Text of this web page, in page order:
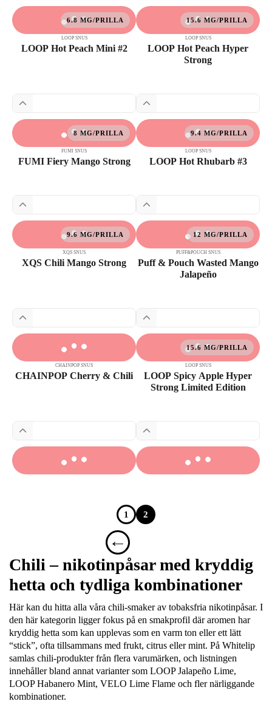
6.8 MG/PRILLA
LOOP SNUS
LOOP Hot Peach Mini #2
15.6 MG/PRILLA
LOOP SNUS
LOOP Hot Peach Hyper
Strong
8 MG/PRILLA
FUMI SNUS
FUMI Fiery Mango Strong
9.4 MG/PRILLA
LOOP SNUS
LOOP Hot Rhubarb #3
9.6 MG/PRILLA
XQS SNUS
XQS Chili Mango Strong
12 MG/PRILLA
PUFF&POUCH SNUS
Puff & Pouch Wasted Mango
Jalapeño
CHAINPOP SNUS
CHAINPOP Cherry & Chili
15.6 MG/PRILLA
LOOP SNUS
LOOP Spicy Apple Hyper
Strong Limited Edition
←
1 2
Chili – nikotinpåsar med kryddig
hetta och tydliga kombinationer
Här kan du hitta alla våra chili-smaker av tobaksfria nikotinpåsar. I
den här kategorin ligger fokus på en smakprofil där aromen har
kryddig hetta som kan upplevas som en varm ton eller ett lätt
“stick”, ofta tillsammans med frukt, citrus eller mint. På Whitelip
samlas chili-produkter från flera varumärken, och listningen
innehåller bland annat varianter som LOOP Jalapeño Lime,
LOOP Habanero Mint, VELO Lime Flame och fler närliggande
kombinationer.